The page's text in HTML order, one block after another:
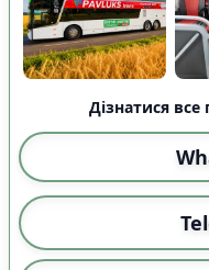
Дізнатися все